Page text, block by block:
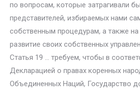
по вопросам, которые затрагивали
представителей, избираемых нами
собственным процедурам, а также на
развитие своих собственных
Статья 19 … требуем, чтобы в
Декларацией о правах коренных
Объединенных Наций, Государство